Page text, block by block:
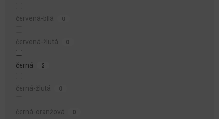
červená-bílá 0
červená-žlutá 0
černá 2
černá-žlutá 0
černá-oranžová 0